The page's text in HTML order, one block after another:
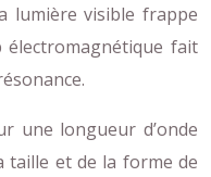
lumière visible frappe
électromagnétique fait
une longueur d’onde
taille et de la forme de